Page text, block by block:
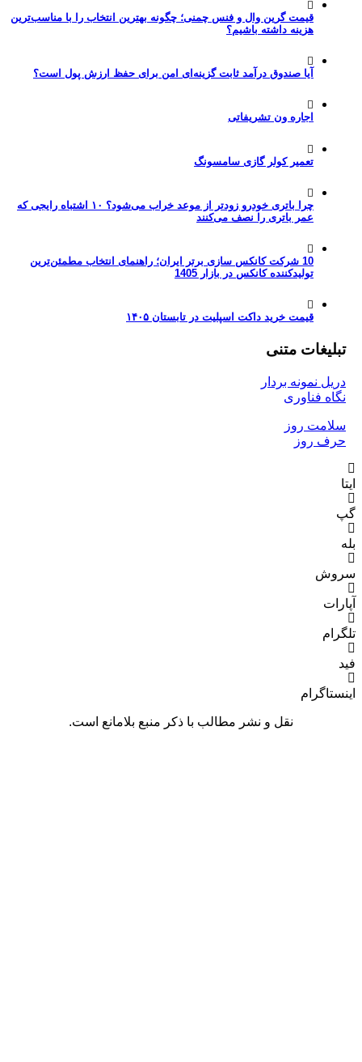
قیمت گرین وال و فنس چمنی؛ چگونه بهترین انتخاب را با مناسب‌ترین
هزینه داشته باشیم؟
آیا صندوق درآمد ثابت گزینه‌ای امن برای حفظ ارزش پول است؟
اجاره ون تشریفاتی
تعمیر کولر گازی سامسونگ
چرا باتری خودرو زودتر از موعد خراب می‌شود؟ ۱۰ اشتباه رایجی که
عمر باتری را نصف می‌کنند
10 شرکت کانکس سازی برتر ایران؛ راهنمای انتخاب مطمئن‌ترین
تولیدکننده کانکس در بازار 1405
قیمت خرید داکت اسپلیت در تابستان ۱۴۰۵
متنی
بردار
روز
نقل و نشر مطالب با ذکر منبع بلامانع است.